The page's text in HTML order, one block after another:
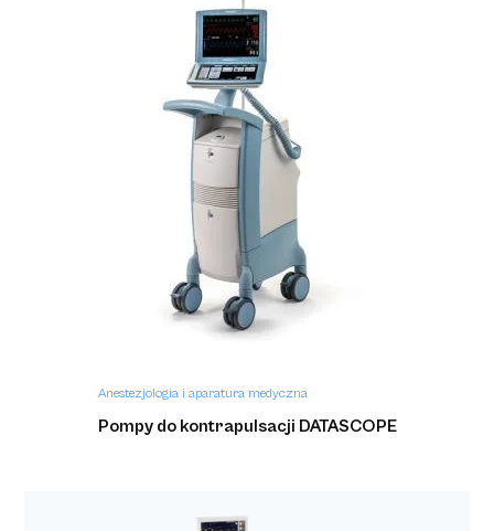
Anestezjologia i aparatura medyczna
Pompy do kontrapulsacji DATASCOPE